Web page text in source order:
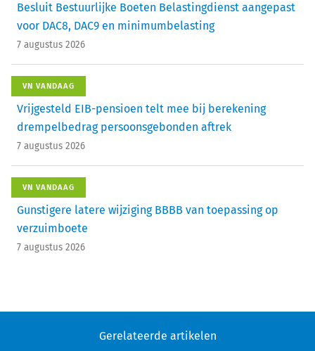
Besluit Bestuurlijke Boeten Belastingdienst aangepast
voor DAC8, DAC9 en minimumbelasting
7 augustus 2026
VN VANDAAG
Vrijgesteld EIB-pensioen telt mee bij berekening
drempelbedrag persoonsgebonden aftrek
7 augustus 2026
VN VANDAAG
Gunstigere latere wijziging BBBB van toepassing op
verzuimboete
7 augustus 2026
Gerelateerde artikelen